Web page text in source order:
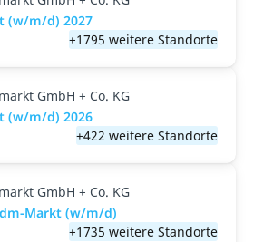
(w/m/d) 2027
+1795 weitere Standorte
GmbH + Co. KG
(w/m/d) 2026
+422 weitere Standorte
GmbH + Co. KG
Markt (w/m/d)
+1735 weitere Standorte